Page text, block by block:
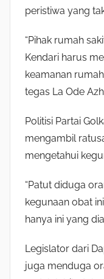
peristiwa yang
“Pihak rumah
Kendari harus
keamanan
tegas La Ode
Politisi Partai
mengambil
mengetahui
“Patut diduga
kegunaan obat
hanya ini yang
Legislator dari
juga menduga